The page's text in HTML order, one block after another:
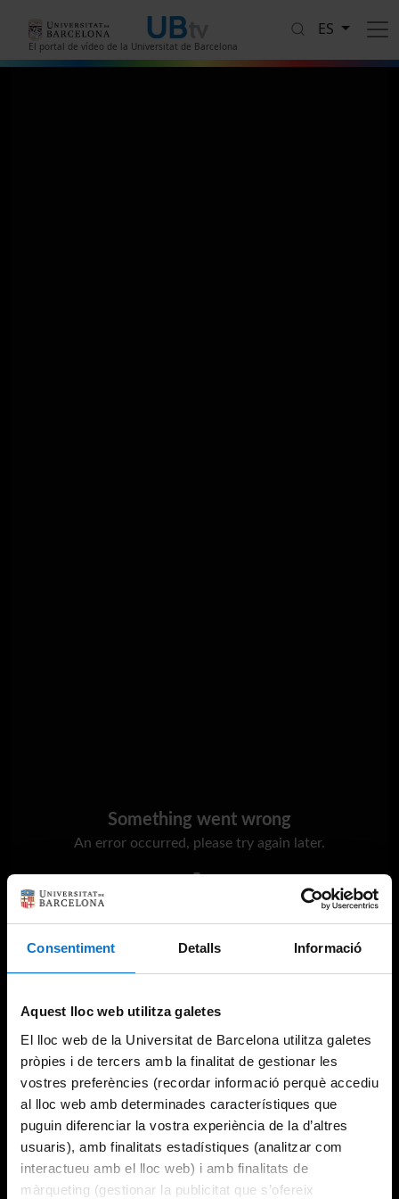
Consentiment Detalls Informació
Aquest lloc web utilitza galetes
El lloc web de la Universitat de Barcelona utilitza galetes
pròpies i de tercers amb la finalitat de gestionar les
vostres preferències (recordar informació perquè accediu
al lloc web amb determinades característiques que
puguin diferenciar la vostra experiència de la d’altres
usuaris), amb finalitats estadístiques (analitzar com
interactueu amb el lloc web) i amb finalitats de
màrqueting (gestionar la publicitat que s’ofereix
El portal de vídeo de la Universitat de Barcelona
ES
Something went wrong
An error occurred, please try again later.
Try again